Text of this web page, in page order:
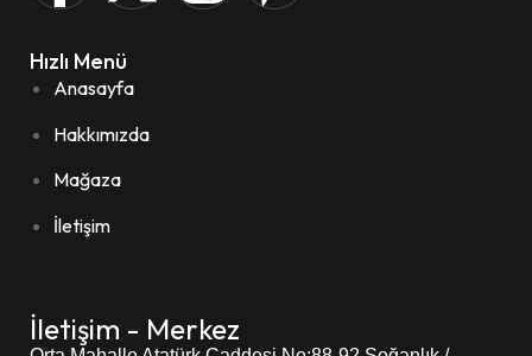
Hızlı Menü
Anasayfa
Hakkımızda
Mağaza
İletişim
İletişim - Merkez